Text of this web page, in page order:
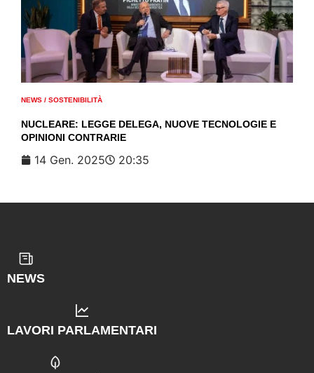
NEWS / SOSTENIBILITÀ
NUCLEARE: LEGGE DELEGA, NUOVE TECNOLOGIE E
OPINIONI CONTRARIE
14 Gen. 2025 20:35
NEWS
LAVORI PARLAMENTARI